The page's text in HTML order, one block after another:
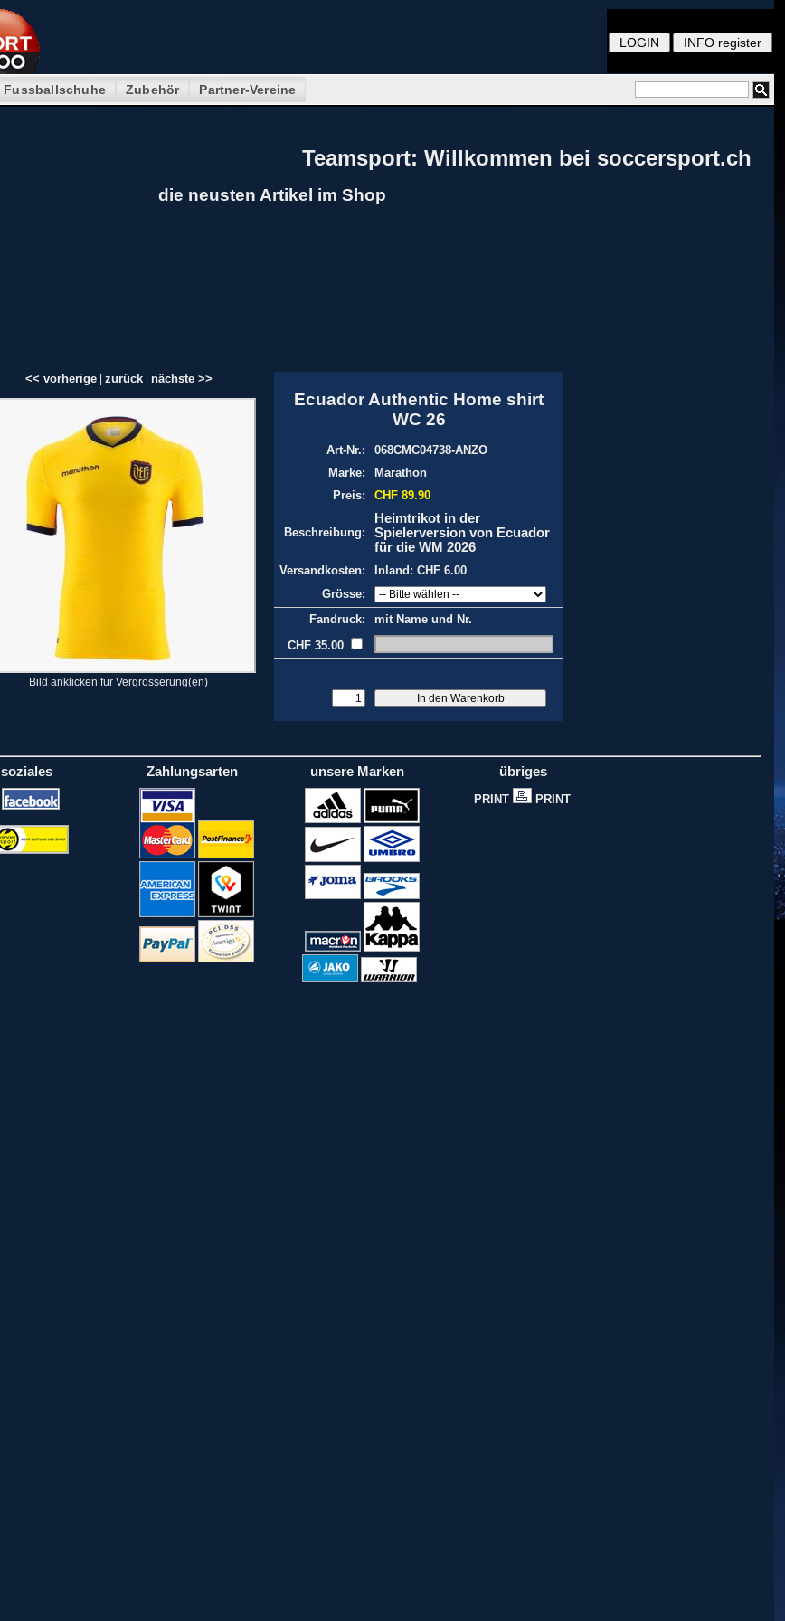
Fussballschuhe Zubehör Partner-Vereine
Teamsport: Willkommen bei soccersport.ch
die neusten Artikel im Shop
<< vorherige| zurück| nächste >>
Bild anklicken für Vergrösserung(en)
Ecuador Authentic Home shirt
WC 26
Art-Nr.:
068CMC04738-ANZO
Marke:
Marathon
Preis:
CHF 89.90
Beschreibung:
Heimtrikot in der
Spielerversion von Ecuador
für die WM 2026
Versandkosten:
Inland: CHF 6.00
Grösse:
Fandruck:
mit Name und Nr.
CHF 35.00
soziales Zahlungsarten unsere Marken übriges
PRINT PRINT